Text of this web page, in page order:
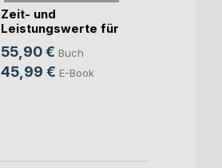
Zeit- und
Leistungswerte für
die K(...)
55,90 € Buch
45,99 € E-Book